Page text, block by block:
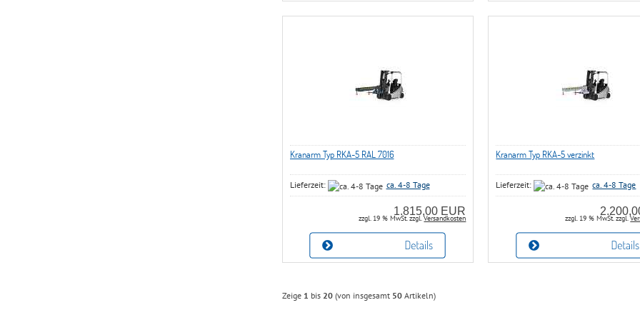
Kranarm Typ RKA-5 RAL 7016
Lieferzeit: ca. 4-8 Tage
1.815,00 EUR
zzgl. 19 % MwSt. zzgl.Versandkosten
Kranarm Typ RKA-5 verzinkt
Lieferzeit: ca. 4-8 Tage
zzgl. 19 % MwSt. zzgl.
Zeige 1 bis 20(von insgesamt 50Artikeln)